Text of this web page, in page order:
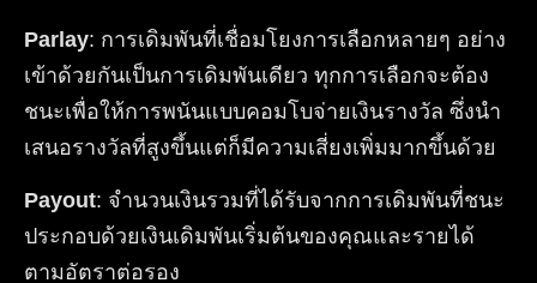
Parlay: การเดิมพันที่เชื่อมโยงการเลือกหลายๆ อย่าง
เข้าด้วยกันเป็นการเดิมพันเดียว ทุกการเลือกจะต้อง
ชนะเพื่อให้การพนันแบบคอมโบจ่ายเงินรางวัล ซึ่งนำ
เสนอรางวัลที่สูงขึ้นแต่ก็มีความเสี่ยงเพิ่มมากขึ้นด้วย
Payout: จำนวนเงินรวมที่ได้รับจากการเดิมพันที่ชนะ
ประกอบด้วยเงินเดิมพันเริ่มต้นของคุณและรายได้
ตามอัตราต่อรอง